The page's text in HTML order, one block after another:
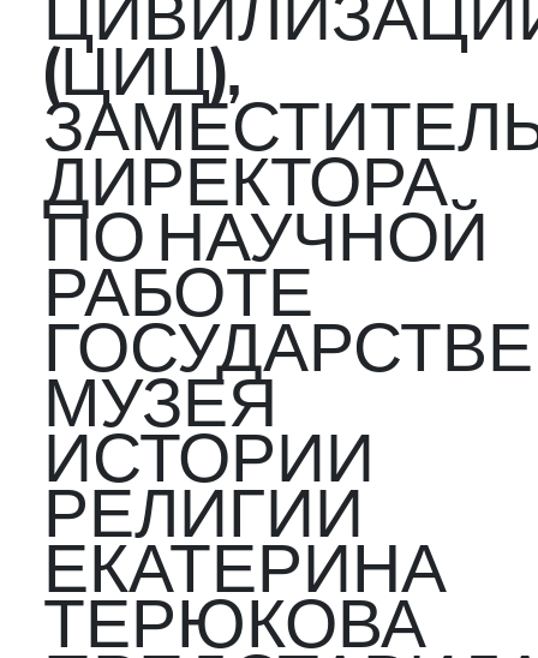
(ЦИЦ),
ДИРЕКТОРА
ПО НАУЧНОЙ
РАБОТЕ
МУЗЕЯ
ИСТОРИИ
РЕЛИГИИ
ЕКАТЕРИНА
ТЕРЮКОВА